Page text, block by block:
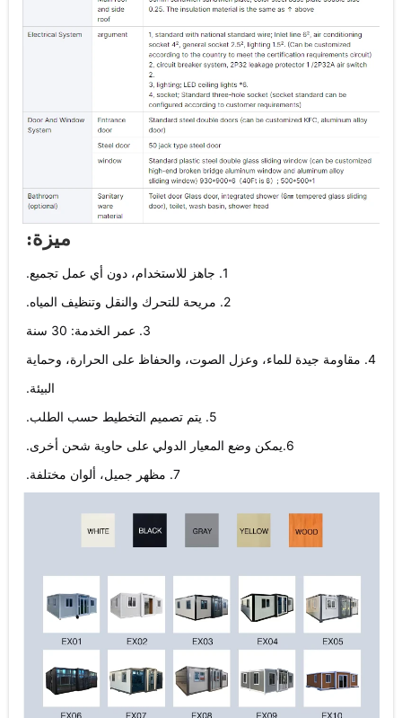
ميزة:
1. جاهز للاستخدام، دون أي عمل تجميع.
2. مريحة للتحرك والنقل وتنظيف المياه.
3. عمر الخدمة: 30 سنة
4. مقاومة جيدة للماء، وعزل الصوت، والحفاظ على الحرارة، وحماية
البيئة.
5. يتم تصميم التخطيط حسب الطلب.
6.يمكن وضع المعيار الدولي على حاوية شحن أخرى.
7. مظهر جميل، ألوان مختلفة.